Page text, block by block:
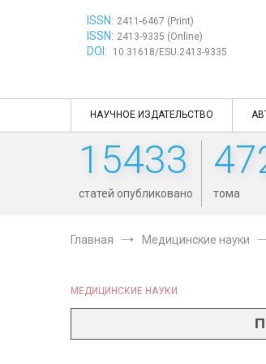
ISSN: 2411-6467 (Print)
ISSN: 2413-9335 (Online)
DOI: 10.31618/ESU.2413-9335
НАУЧНОЕ ИЗДАТЕЛЬСТВО
15433
статей опубликовано тома
Главная Медицинские науки
МЕДИЦИНСКИЕ НАУКИ